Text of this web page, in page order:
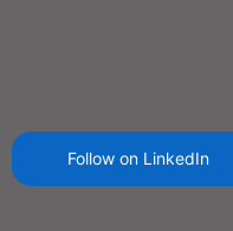
Follow on LinkedIn